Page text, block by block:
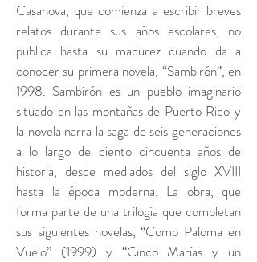
Casanova, que comienza a escribir breves
relatos durante sus años escolares, no
publica hasta su madurez cuando da a
conocer su primera novela, “Sambirón”, en
1998. Sambirón es un pueblo imaginario
situado en las montañas de Puerto Rico y
la novela narra la saga de seis generaciones
a lo largo de ciento cincuenta años de
historia, desde mediados del siglo XVIII
hasta la época moderna. La obra, que
forma parte de una trilogía que completan
sus siguientes novelas, “Como Paloma en
Vuelo” (1999) y “Cinco Marías y un